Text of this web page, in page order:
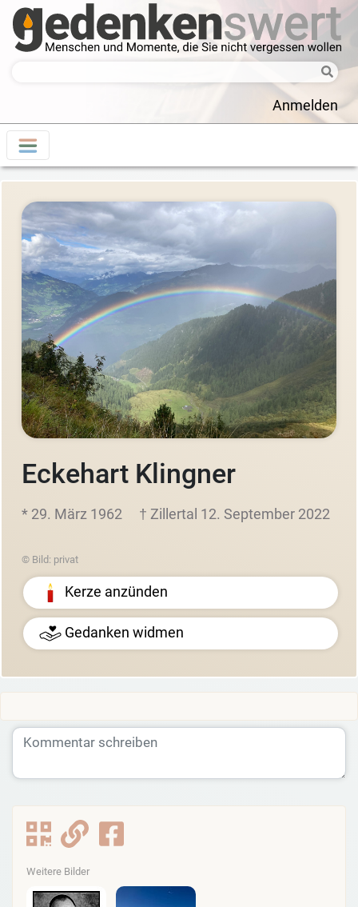
Anmelden
Eckehart Klingner
* 29. März 1962 † Zillertal 12. September 2022
© Bild: privat
Kerze anzünden
Gedanken widmen
Weitere Bilder